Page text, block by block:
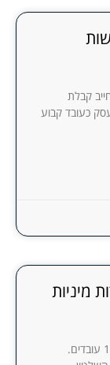
קבלת
כעובד קבוע
מיניות
בישראל 257 רשויות מקומיות, המעסיקות כ-140,000 עובדים.